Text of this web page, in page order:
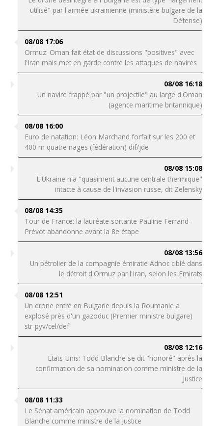
utilisé" par l'armée ukrainienne (ministère bulgare de la
Défense)
08/08 17:06
Ormuz: Oman fait état de discussions "positives" avec
l'Iran mais met en garde contre les attaques de navires
08/08 16:18
Un navire frappé par "un projectile" au large d'Oman
(agence maritime britannique)
08/08 16:00
Euro de natation: Léon Marchand forfait sur les 200 et
400 m quatre nages (fédération) dif/jde
08/08 15:08
L'Ukraine n'a "quasiment aucune centrale thermique"
intacte à cause de l'invasion russe, dit Zelensky
08/08 14:35
Tour de France: la lauréate sortante Pauline Ferrand-
Prévot abandonne avant la 8e étape
08/08 13:56
Un pétrolier de la compagnie émiratie Adnoc ciblé dans
le détroit d'Ormuz par l'Iran, selon les Emirats
08/08 12:51
Un drone entré en Bulgarie depuis la Roumanie a
explosé près d'un gazoduc (Premier ministre bulgare)
str-pyv/cel/def
08/08 12:16
Etats-Unis: Todd Blanche se dit "honoré" après la
confirmation de sa nomination comme ministre de la
Justice
08/08 11:33
Le Sénat américain approuve la nomination de Todd
Blanche comme ministre de la Justice